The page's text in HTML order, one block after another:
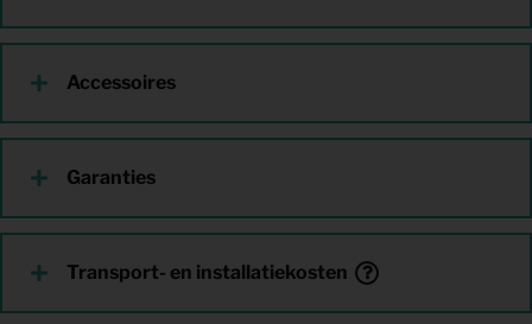
Accessoires
Garanties
Transport- en installatiekosten